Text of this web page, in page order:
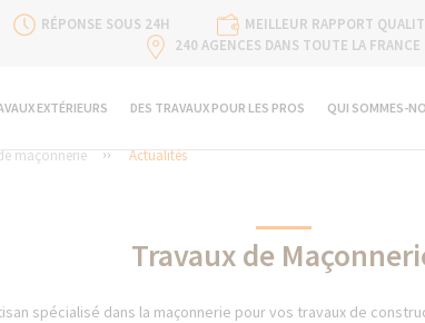
RÉPONSE SOUS 24H MEILLEUR RAPPORT
240 AGENCES DANS TOUTE LA FRANCE
EXTÉRIEURS DES TRAVAUX POUR LES PROS QUI SOMMES-
maçonnerie Actualités
Travaux de
spécialisé dans la maçonnerie pour vos travaux de